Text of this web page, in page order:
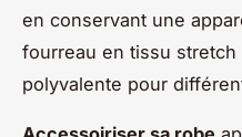
en conservant une
fourreau en tissu
polyvalente pour